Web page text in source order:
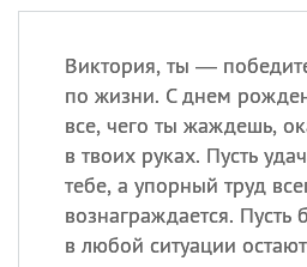
Виктория, ты —
по жизни. С днем
все, чего ты жаждешь,
в твоих руках. Пусть
тебе, а упорный труд
вознаграждается. Пусть
в любой ситуации